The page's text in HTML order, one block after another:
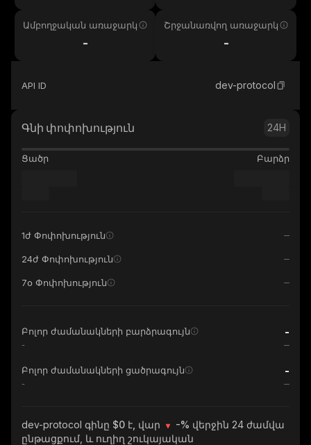
Ամբողջական առաջարկ
-
Շրջանառվող առաջարկ
-
API ID dev-protocol
Գնի փոփոխություն 24H
Ցածր Բարձր
1ժ Փոփոխություն
24ժ Փոփոխություն
7օ Փոփոխություն
Բոլոր ժամանակների բարձրագույն -
-
Բոլոր ժամանակների ցածրագույն -
-
dev-protocol գինը $0 է, վար -% վերջին 24 ժամվա
ընթացքում, և ուղիղ շուկայական